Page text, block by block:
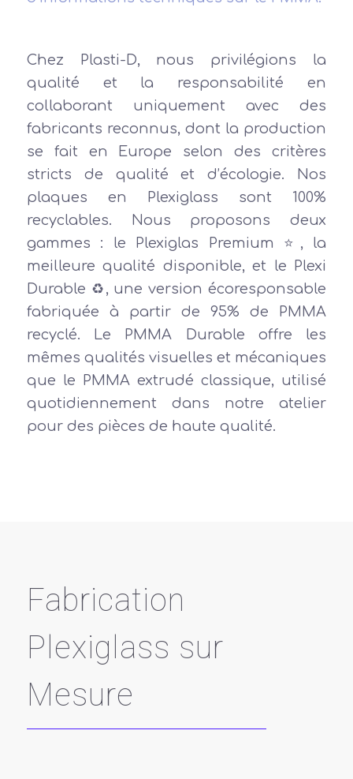
Chez Plasti-D, nous privilégions la
qualité et la responsabilité en
collaborant uniquement avec des
fabricants reconnus, dont la production
se fait en Europe selon des critères
stricts de qualité et d’écologie. Nos
plaques en Plexiglass sont 100%
recyclables. Nous proposons deux
gammes : le Plexiglas Premium ⭐, la
meilleure qualité disponible, et le Plexi
Durable ♻️, une version écoresponsable
fabriquée à partir de 95% de PMMA
recyclé. Le PMMA Durable offre les
mêmes qualités visuelles et mécaniques
que le PMMA extrudé classique, utilisé
quotidiennement dans notre atelier
pour des pièces de haute qualité.
Fabrication
Plexiglass sur
Mesure